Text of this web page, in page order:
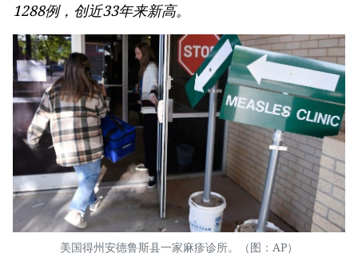
1288例，创近33年来新高。
美国得州安德鲁斯县一家麻疹诊所。（图：AP）